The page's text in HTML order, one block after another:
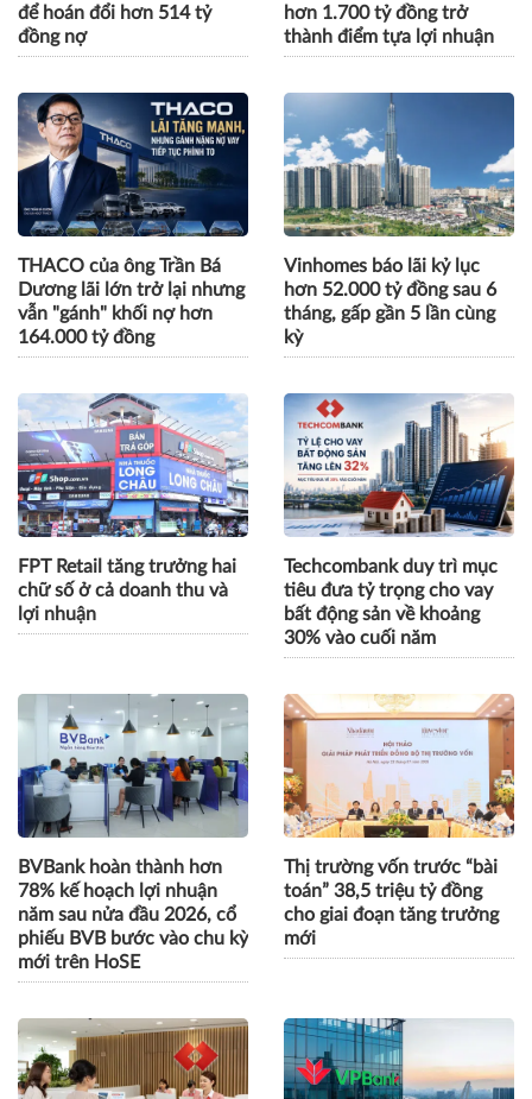
để hoán đổi hơn 514 tỷ
đồng nợ
hơn 1.700 tỷ đồng trở
thành điểm tựa lợi nhuận
THACO của ông Trần Bá
Dương lãi lớn trở lại nhưng
vẫn "gánh" khối nợ hơn
164.000 tỷ đồng
Vinhomes báo lãi kỷ lục
hơn 52.000 tỷ đồng sau 6
tháng, gấp gần 5 lần cùng
kỳ
FPT Retail tăng trưởng hai
chữ số ở cả doanh thu và
lợi nhuận
Techcombank duy trì mục
tiêu đưa tỷ trọng cho vay
bất động sản về khoảng
30% vào cuối năm
BVBank hoàn thành hơn
78% kế hoạch lợi nhuận
năm sau nửa đầu 2026, cổ
phiếu BVB bước vào chu kỳ
mới trên HoSE
Thị trường vốn trước “bài
toán” 38,5 triệu tỷ đồng
cho giai đoạn tăng trưởng
mới